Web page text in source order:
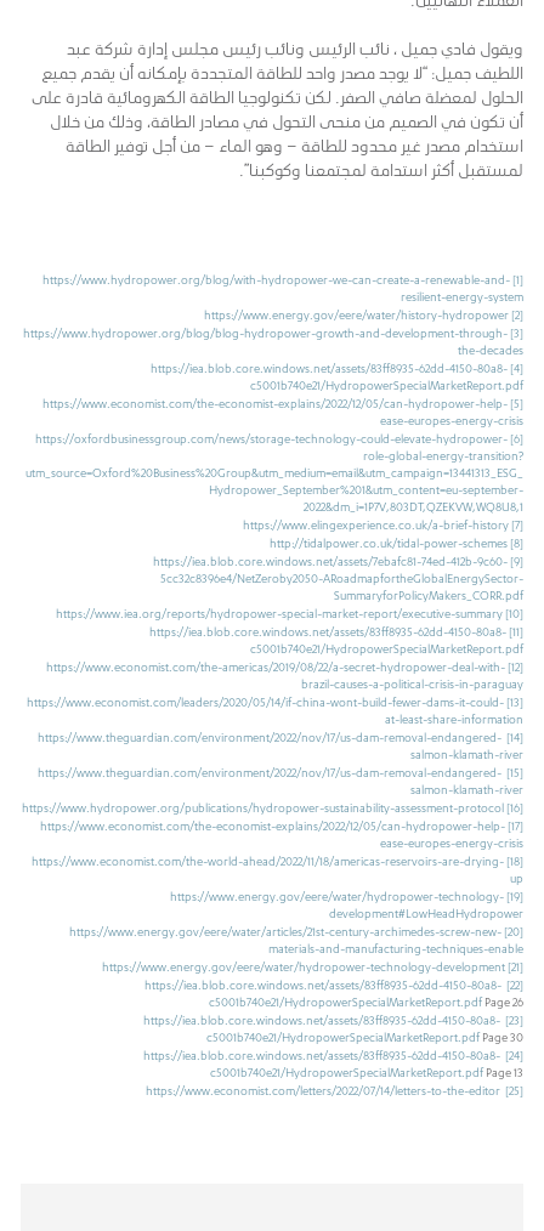
ويقول فادي جميل ، نائب الرئيس ونائب رئيس مجلس إدارة شركة عبد
اللطيف جميل: “لا يوجد مصدر واحد للطاقة المتجددة بإمكانه أن يقدم جميع
الحلول لمعضلة صافي الصفر. لكن تكنولوجيا الطاقة الكهرومائية قادرة على
أن تكون في الصميم من منحى التحول في مصادر الطاقة، وذلك من خلال
استخدام مصدر غير محدود للطاقة – وهو الماء – من أجل توفير الطاقة
لمستقبل أكثر استدامة لمجتمعنا وكوكبنا”.
[1]
https://www.hydropower.org/blog/with-hydropower-we-can-create-a-renewable-and-
resilient-energy-system
[2]
https://www.energy.gov/eere/water/history-hydropower
[3]
https://www.hydropower.org/blog/blog-hydropower-growth-and-development-through-
the-decades
[4]
https://iea.blob.core.windows.net/assets/83ff8935-62dd-4150-80a8-
c5001b740e21/HydropowerSpecialMarketReport.pdf
[5]
https://www.economist.com/the-economist-explains/2022/12/05/can-hydropower-help-
ease-europes-energy-crisis
[6]
https://oxfordbusinessgroup.com/news/storage-technology-could-elevate-hydropower-
role-global-energy-transition?
utm_source=Oxford%20Business%20Group&utm_medium=email&utm_campaign=13441313_ESG_
Hydropower_September%201&utm_content=eu-september-
2022&dm_i=1P7V,803DT,QZEKVW,WQ8U8,1
[7]
https://www.elingexperience.co.uk/a-brief-history
[8]
http://tidalpower.co.uk/tidal-power-schemes
[9]
https://iea.blob.core.windows.net/assets/7ebafc81-74ed-412b-9c60-
5cc32c8396e4/NetZeroby2050-ARoadmapfortheGlobalEnergySector-
SummaryforPolicyMakers_CORR.pdf
[10]
https://www.iea.org/reports/hydropower-special-market-report/executive-summary
[11]
https://iea.blob.core.windows.net/assets/83ff8935-62dd-4150-80a8-
c5001b740e21/HydropowerSpecialMarketReport.pdf
[12]
https://www.economist.com/the-americas/2019/08/22/a-secret-hydropower-deal-with-
brazil-causes-a-political-crisis-in-paraguay
[13]
https://www.economist.com/leaders/2020/05/14/if-china-wont-build-fewer-dams-it-could-
at-least-share-information
[14]
https://www.theguardian.com/environment/2022/nov/17/us-dam-removal-endangered-
salmon-klamath-river
[15]
https://www.theguardian.com/environment/2022/nov/17/us-dam-removal-endangered-
salmon-klamath-river
[16]
https://www.hydropower.org/publications/hydropower-sustainability-assessment-protocol
[17]
https://www.economist.com/the-economist-explains/2022/12/05/can-hydropower-help-
ease-europes-energy-crisis
[18]
https://www.economist.com/the-world-ahead/2022/11/18/americas-reservoirs-are-drying-
up
[19]
https://www.energy.gov/eere/water/hydropower-technology-
development#LowHeadHydropower
[20]
https://www.energy.gov/eere/water/articles/21st-century-archimedes-screw-new-
materials-and-manufacturing-techniques-enable
[21]
https://www.energy.gov/eere/water/hydropower-technology-development
[22]
https://iea.blob.core.windows.net/assets/83ff8935-62dd-4150-80a8-
c5001b740e21/HydropowerSpecialMarketReport.pdfPage 26
[23]
https://iea.blob.core.windows.net/assets/83ff8935-62dd-4150-80a8-
c5001b740e21/HydropowerSpecialMarketReport.pdfPage 30
[24]
https://iea.blob.core.windows.net/assets/83ff8935-62dd-4150-80a8-
c5001b740e21/HydropowerSpecialMarketReport.pdfPage 13
[25]
https://www.economist.com/letters/2022/07/14/letters-to-the-editor